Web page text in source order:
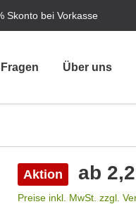
Skonto bei Vorkasse
Über uns
Aktion ab
Preise inkl. MwSt. zzgl.